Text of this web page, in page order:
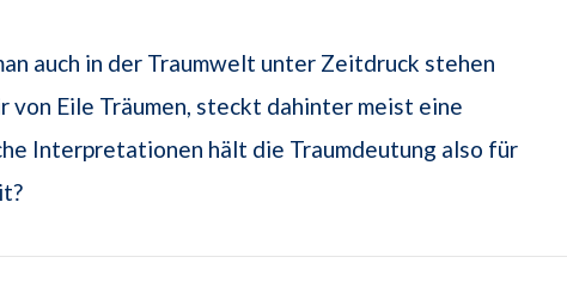
auch in der Traumwelt unter Zeitdruck stehen
von Eile Träumen, steckt dahinter meist eine
Interpretationen hält die Traumdeutung also für